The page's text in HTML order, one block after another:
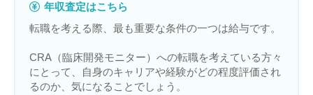
年収査定はこちら
転職を考える際、最も重要な条件の一つは給与です。
CRA（臨床開発モニター）への転職を考えている方々
にとって、自身のキャリアや経験がどの程度評価され
るのか、気になることでしょう。